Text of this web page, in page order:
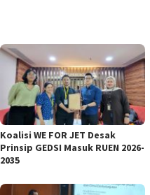
Koalisi WE FOR JET Desak
Prinsip GEDSI Masuk RUEN 2026-
2035